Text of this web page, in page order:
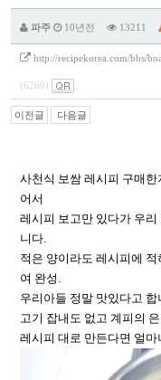
파주 10년전 13211
http://recipekorea.com/bbs/
(6260)
이전글 다음글
사천식 보쌈 레시피 구매
어서
레시피 보고만 있다가 우
니다.
적은 양이라도 레시피에
여 완성.
우리아들 정말 맛있다고 합
고기 잡내도 없고 계피의
레시피 대로 만든다면 얼